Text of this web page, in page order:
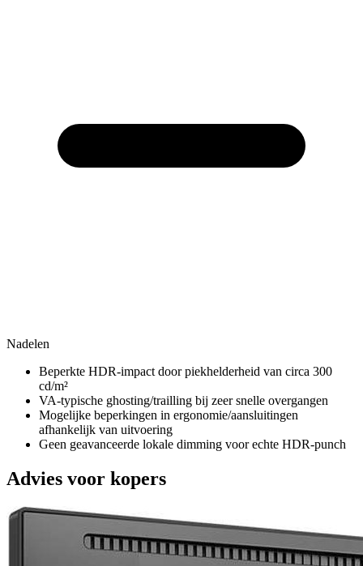
Nadelen
Beperkte HDR-impact door piekhelderheid van circa 300
cd/m²
VA-typische ghosting/trailling bij zeer snelle overgangen
Mogelijke beperkingen in ergonomie/aansluitingen
afhankelijk van uitvoering
Geen geavanceerde lokale dimming voor echte HDR-punch
Advies voor kopers